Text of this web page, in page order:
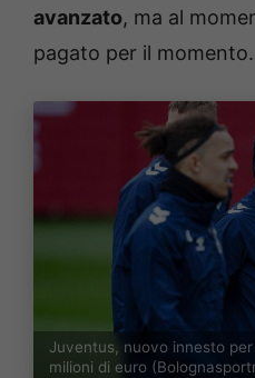
avanzato, ma al
pagato per il momento.
Juventus, nuovo innesto
milioni di euro